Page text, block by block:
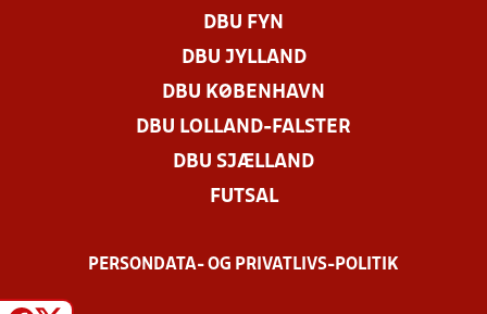
DBU FYN
DBU JYLLAND
DBU KØBENHAVN
DBU LOLLAND-FALSTER
DBU SJÆLLAND
FUTSAL
PERSONDATA- OG PRIVATLIVS-POLITIK